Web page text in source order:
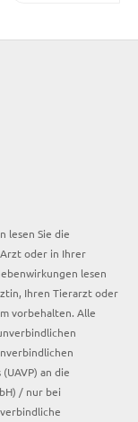
lesen Sie die
oder in Ihrer
lesen
Ihren Tierarzt oder
vorbehalten. Alle
an die
/ nur bei